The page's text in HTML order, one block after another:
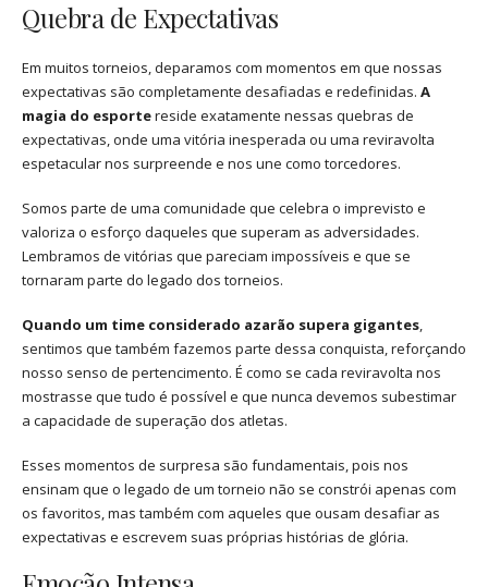
Quebra de Expectativas
Em muitos torneios, deparamos com momentos em que nossas
expectativas são completamente desafiadas e redefinidas. A
magia do esportereside exatamente nessas quebras de
expectativas, onde uma vitória inesperada ou uma reviravolta
espetacular nos surpreende e nos une como torcedores.
Somos parte de uma comunidade que celebra o imprevisto e
valoriza o esforço daqueles que superam as adversidades.
Lembramos de vitórias que pareciam impossíveis e que se
tornaram parte do legado dos torneios.
Quando um time considerado azarão supera gigantes,
sentimos que também fazemos parte dessa conquista, reforçando
nosso senso de pertencimento. É como se cada reviravolta nos
mostrasse que tudo é possível e que nunca devemos subestimar
a capacidade de superação dos atletas.
Esses momentos de surpresa são fundamentais, pois nos
ensinam que o legado de um torneio não se constrói apenas com
os favoritos, mas também com aqueles que ousam desafiar as
expectativas e escrevem suas próprias histórias de glória.